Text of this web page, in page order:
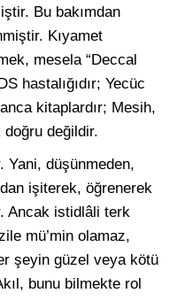
Bu bakımdan
Kıyamet
mesela “Deccal
hastalığıdır; Yecüc
kitaplardır; Mesih,
doğru değildir.
Yani, düşünmeden,
işiterek, öğrenerek
Ancak istidlâli terk
mü’min olamaz,
şeyin güzel veya kötü
bunu bilmekte rol